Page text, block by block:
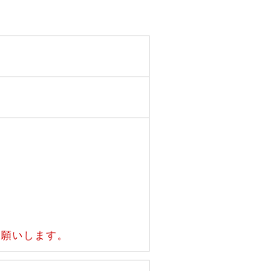
いします。